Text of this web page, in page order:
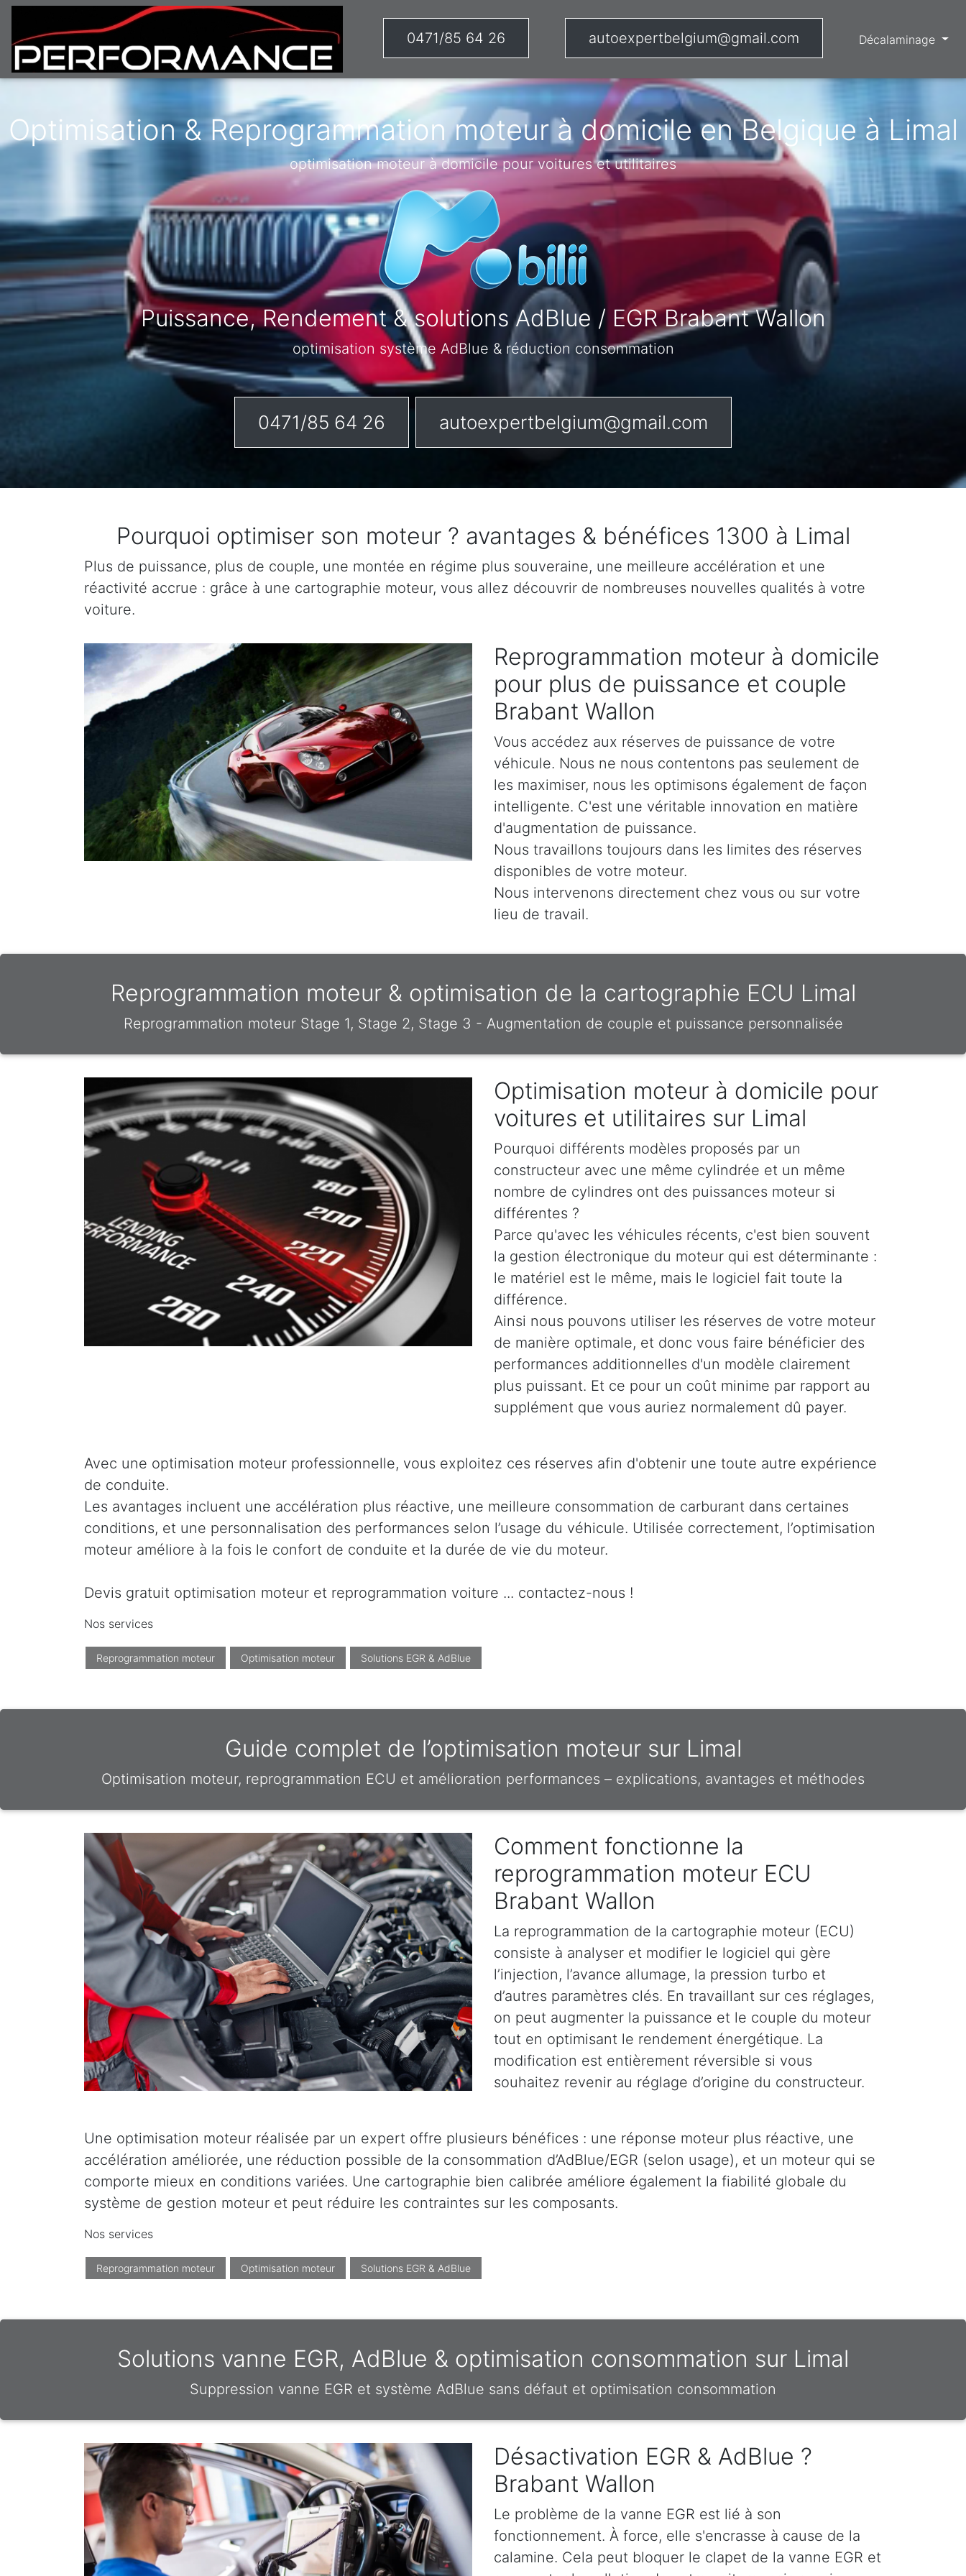
0471/85 64 26 autoexpertbelgium@gmail.com Décalaminage
Optimisation & Reprogrammation moteur à domicile en Belgique à Limal
optimisation moteur à domicile pour voitures et utilitaires
Puissance, Rendement & solutions AdBlue / EGR Brabant Wallon
optimisation système AdBlue & réduction consommation
0471/85 64 26 autoexpertbelgium@gmail.com
Pourquoi optimiser son moteur ? avantages & bénéfices 1300 à Limal
Plus de puissance, plus de couple, une montée en régime plus souveraine, une meilleure accélération et une
réactivité accrue : grâce à une cartographie moteur, vous allez découvrir de nombreuses nouvelles qualités à votre
voiture.
Reprogrammation moteur à domicile
pour plus de puissance et couple
Brabant Wallon
Vous accédez aux réserves de puissance de votre
véhicule. Nous ne nous contentons pas seulement de
les maximiser, nous les optimisons également de façon
intelligente. C'est une véritable innovation en matière
d'augmentation de puissance.
Nous travaillons toujours dans les limites des réserves
disponibles de votre moteur.
Nous intervenons directement chez vous ou sur votre
lieu de travail.
Reprogrammation moteur & optimisation de la cartographie ECU Limal
Reprogrammation moteur Stage 1, Stage 2, Stage 3 - Augmentation de couple et puissance personnalisée
Optimisation moteur à domicile pour
voitures et utilitaires sur Limal
Pourquoi différents modèles proposés par un
constructeur avec une même cylindrée et un même
nombre de cylindres ont des puissances moteur si
différentes ?
Parce qu'avec les véhicules récents, c'est bien souvent
la gestion électronique du moteur qui est déterminante :
le matériel est le même, mais le logiciel fait toute la
différence.
Ainsi nous pouvons utiliser les réserves de votre moteur
de manière optimale, et donc vous faire bénéficier des
performances additionnelles d'un modèle clairement
plus puissant. Et ce pour un coût minime par rapport au
supplément que vous auriez normalement dû payer.
Avec une optimisation moteur professionnelle, vous exploitez ces réserves afin d'obtenir une toute autre expérience
de conduite.
Les avantages incluent une accélération plus réactive, une meilleure consommation de carburant dans certaines
conditions, et une personnalisation des performances selon l’usage du véhicule. Utilisée correctement, l’optimisation
moteur améliore à la fois le confort de conduite et la durée de vie du moteur.
Devis gratuit optimisation moteur et reprogrammation voiture ... contactez-nous !
Nos services
Reprogrammation moteur Optimisation moteur Solutions EGR & AdBlue
Guide complet de l’optimisation moteur sur Limal
Optimisation moteur, reprogrammation ECU et amélioration performances – explications, avantages et méthodes
Comment fonctionne la
reprogrammation moteur ECU
Brabant Wallon
La reprogrammation de la cartographie moteur (ECU)
consiste à analyser et modifier le logiciel qui gère
l’injection, l’avance allumage, la pression turbo et
d’autres paramètres clés. En travaillant sur ces réglages,
on peut augmenter la puissance et le couple du moteur
tout en optimisant le rendement énergétique. La
modification est entièrement réversible si vous
souhaitez revenir au réglage d’origine du constructeur.
Une optimisation moteur réalisée par un expert offre plusieurs bénéfices : une réponse moteur plus réactive, une
accélération améliorée, une réduction possible de la consommation d’AdBlue/EGR (selon usage), et un moteur qui se
comporte mieux en conditions variées. Une cartographie bien calibrée améliore également la fiabilité globale du
système de gestion moteur et peut réduire les contraintes sur les composants.
Nos services
Reprogrammation moteur Optimisation moteur Solutions EGR & AdBlue
Solutions vanne EGR, AdBlue & optimisation consommation sur Limal
Suppression vanne EGR et système AdBlue sans défaut et optimisation consommation
Désactivation EGR & AdBlue ?
Brabant Wallon
Le problème de la vanne EGR est lié à son
fonctionnement. À force, elle s'encrasse à cause de la
calamine. Cela peut bloquer le clapet de la vanne EGR et